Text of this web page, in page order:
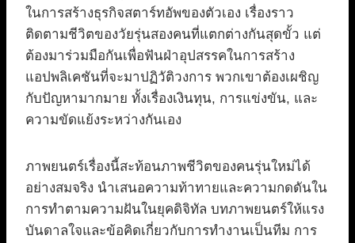
ในการสร้างธุรกิจสตาร์ทอัพของตัวเอง เรื่องราว
ติดตามชีวิตของวัยรุ่นสองคนที่แตกต่างกันสุดขั้ว แต่
ต้องมาร่วมมือกันเพื่อฟันฝ่าอุปสรรคในการสร้าง
แอปพลิเคชันที่จะมาปฏิวัติวงการ พวกเขาต้องเผชิญ
กับปัญหามากมาย ทั้งเรื่องเงินทุน, การแข่งขัน, และ
ความขัดแย้งระหว่างกันเอง
ภาพยนตร์เรื่องนี้สะท้อนภาพชีวิตของคนรุ่นใหม่ได้
อย่างสมจริง นำเสนอความท้าทายและความกดดันใน
การทำตามความฝันในยุคดิจิทัล บทภาพยนตร์ให้แรง
บันดาลใจและข้อคิดเกี่ยวกับการทำงานเป็นทีม การ